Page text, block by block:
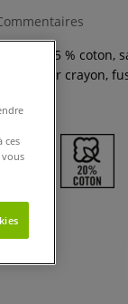
Storia 25 % coton,
pour crayon,
ces
vous